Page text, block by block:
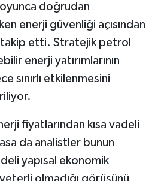
doğrudan
enerji güvenliği açısından
takip etti. Stratejik petrol
enerji yatırımlarının
sınırlı etkilenmesini
fiyatlarından kısa vadeli
da analistler bunun
yapısal ekonomik